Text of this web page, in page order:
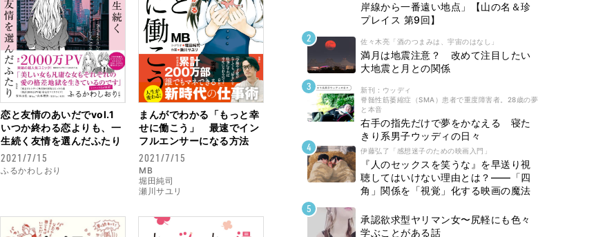
恋と友情のあいだでvol.1
いつか終わる恋よりも、一
生続く友情を選んだふたり
2021/7/15
ふるかわしおり
まんがでわかる「もっと幸
せに働こう」 最速でイン
フルエンサーになる方法
2021/7/15
MB
堀田純司
瀬川サユリ
岸線から一番遠い地点」【山の名＆珍
プレイス 第9回】
佐々木亮「酒のつまみは、宇宙のはなし」
満月は地震注意？ 改めて注目したい
大地震と月との関係
新刊 : ウッディ
脊髄性筋萎縮症（SMA）患者で重度障害者。28歳の夢
と本音
右手の指先だけで夢をかなえる 寝た
きり系男子ウッディの日々
伊藤弘了「感想迷子のための映画入門」
『人のセックスを笑うな』を早送り視
聴してはいけない理由とは？――「四
角」関係を「視覚」化する映画の魔法
承認欲求型ヤリマン女〜尻軽にも色々
学ぶことがある話